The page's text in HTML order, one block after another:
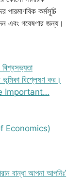
পারমাণবিক কর্মসূচি
এবং গবেষণার জন্য।
ভূমিকা বিশ্লেষণ কর।
Important…
Economics)
বান্ধা আপনা আপনিঃ’